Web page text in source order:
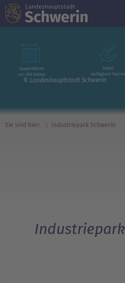
© Landeshauptstadt Schwerin
Sie sind hier: Industrie­park Schwerin